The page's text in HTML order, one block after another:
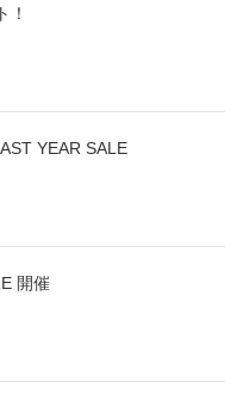
！
YEAR SALE
開催